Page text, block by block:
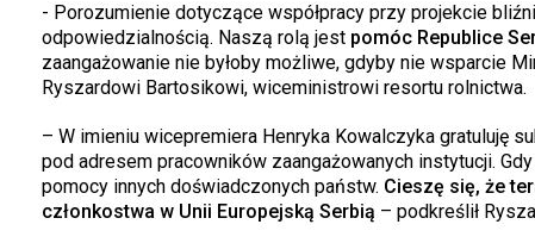
- Porozumienie dotyczące współpracy przy projekcie
odpowiedzialnością. Naszą rolą jest pomóc Republice
zaangażowanie nie byłoby możliwe, gdyby nie wsparcie
Ryszardowi Bartosikowi, wiceministrowi resortu rolnictwa.
– W imieniu wicepremiera Henryka Kowalczyka gratuluję
pod adresem pracowników zaangażowanych instytucji.
pomocy innych doświadczonych państw. Cieszę się, że
członkostwa w Unii Europejską Serbią – podkreślił